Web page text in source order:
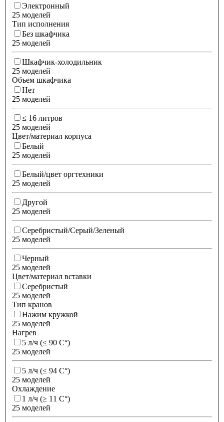
Электронный
25 моделей
Тип исполнения
Без шкафчика
25 моделей
Шкафчик-холодильник
25 моделей
Объем шкафчика
Нет
25 моделей
≤ 16 литров
25 моделей
Цвет/материал корпуса
Белый
25 моделей
Белый/цвет оргтехники
25 моделей
Другой
25 моделей
Серебристый/Серый/Зеленый
25 моделей
Черный
25 моделей
Цвет/материал вставки
Серебристый
25 моделей
Тип кранов
Нажим кружкой
25 моделей
Нагрев
5 л/ч (≤ 90 C°)
25 моделей
5 л/ч (≤ 94 C°)
25 моделей
Охлаждение
1 л/ч (≥ 11 C°)
25 моделей